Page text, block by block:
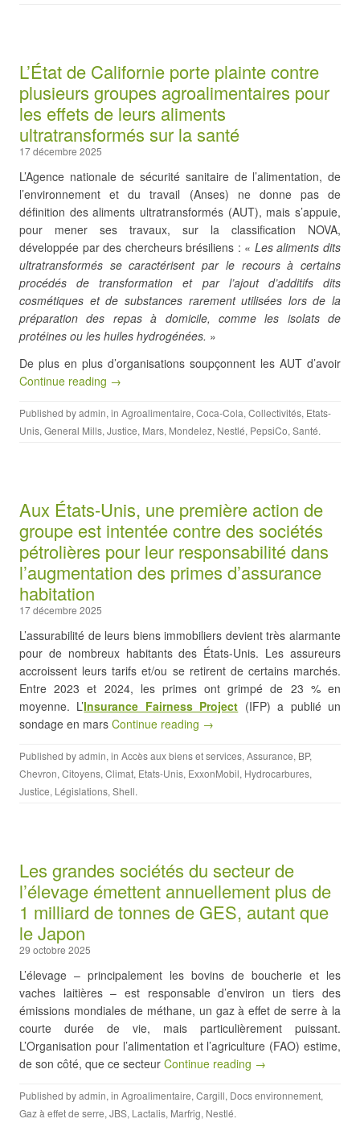
L’État de Californie porte plainte contre
plusieurs groupes agroalimentaires pour
les effets de leurs aliments
ultratransformés sur la santé
17 décembre 2025
L’Agence nationale de sécurité sanitaire de l’alimentation, de
l’environnement et du travail (Anses) ne donne pas de
définition des aliments ultratransformés (AUT), mais s’appuie,
pour mener ses travaux, sur la classification NOVA,
développée par des chercheurs brésiliens : « Les aliments dits
ultratransformés se caractérisent par le recours à certains
procédés de transformation et par l’ajout d’additifs dits
cosmétiques et de substances rarement utilisées lors de la
préparation des repas à domicile, comme les isolats de
protéines ou les huiles hydrogénées. »
De plus en plus d’organisations soupçonnent les AUT d’avoir
Continue reading →
Published byadmin, in Agroalimentaire, Coca-Cola, Collectivités, Etats-
Unis, General Mills, Justice, Mars, Mondelez, Nestlé, PepsiCo, Santé.
Aux États-Unis, une première action de
groupe est intentée contre des sociétés
pétrolières pour leur responsabilité dans
l’augmentation des primes d’assurance
habitation
17 décembre 2025
L’assurabilité de leurs biens immobiliers devient très alarmante
pour de nombreux habitants des États-Unis. Les assureurs
accroissent leurs tarifs et/ou se retirent de certains marchés.
Entre 2023 et 2024, les primes ont grimpé de 23 % en
moyenne. L’Insurance Fairness Project (IFP) a publié un
sondage en mars Continue reading →
Published byadmin, in Accès aux biens et services, Assurance, BP,
Chevron, Citoyens, Climat, Etats-Unis, ExxonMobil, Hydrocarbures,
Justice, Législations, Shell.
Les grandes sociétés du secteur de
l’élevage émettent annuellement plus de
1 milliard de tonnes de GES, autant que
le Japon
29 octobre 2025
L’élevage – principalement les bovins de boucherie et les
vaches laitières – est responsable d’environ un tiers des
émissions mondiales de méthane, un gaz à effet de serre à la
courte durée de vie, mais particulièrement puissant.
L’Organisation pour l’alimentation et l’agriculture (FAO) estime,
de son côté, que ce secteur Continue reading →
Published byadmin, in Agroalimentaire, Cargill, Docs environnement,
Gaz à effet de serre, JBS, Lactalis, Marfrig, Nestlé.